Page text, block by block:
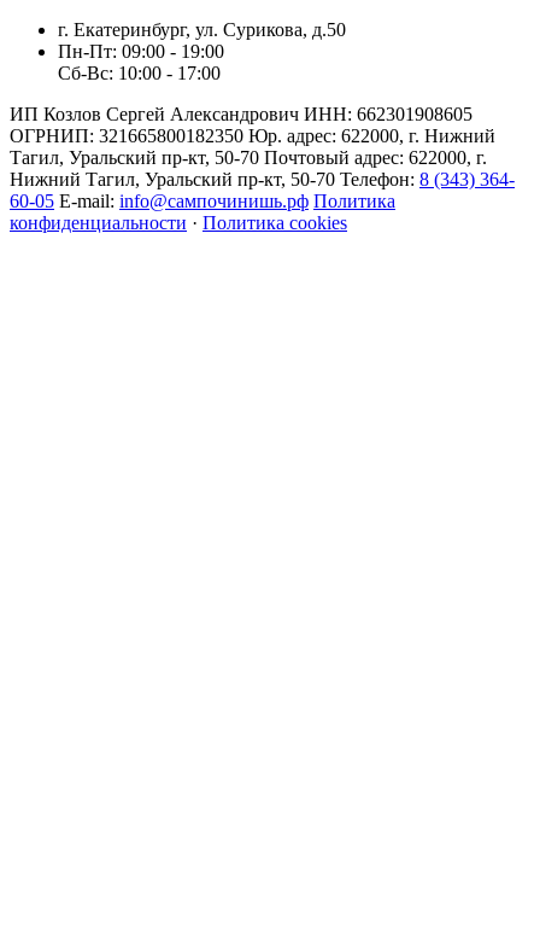
г. Екатеринбург, ул. Сурикова, д.50
Пн-Пт: 09:00 - 19:00
Сб-Вс: 10:00 - 17:00
ИП Козлов Сергей Александрович ИНН: 662301908605
ОГРНИП: 321665800182350 Юр. адрес: 622000, г. Нижний
Тагил, Уральский пр-кт, 50-70 Почтовый адрес: 622000, г.
Нижний Тагил, Уральский пр-кт, 50-70 Телефон: 8 (343) 364-
60-05 E-mail: info@сампочинишь.рф Политика
конфиденциальности · Политика cookies